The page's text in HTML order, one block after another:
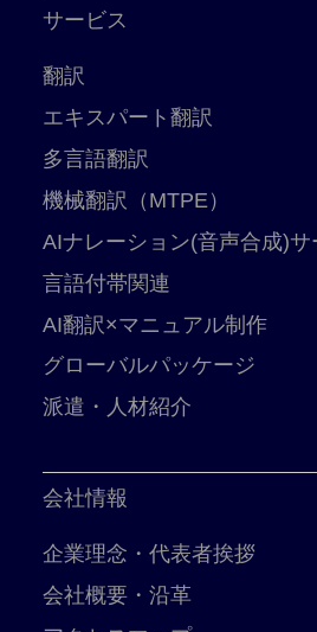
サービス
翻訳
エキスパート翻訳
多言語翻訳
機械翻訳（MTPE）
AIナレーション(音声合成)サ
言語付帯関連
AI翻訳×マニュアル制作
グローバルパッケージ
派遣・人材紹介
会社情報
企業理念・代表者挨拶
会社概要・沿革